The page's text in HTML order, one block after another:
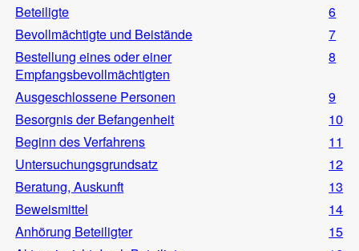
Beteiligte
6
Bevollmächtigte und Beistände
7
Bestellung eines oder einer
Empfangsbevollmächtigten
8
Ausgeschlossene Personen
9
Besorgnis der Befangenheit
10
Beginn des Verfahrens
11
Untersuchungsgrundsatz
12
Beratung, Auskunft
13
Beweismittel
14
Anhörung Beteiligter
15